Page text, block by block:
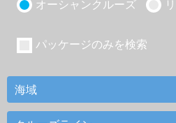
オーシャンクルーズ
パッケージのみを検索